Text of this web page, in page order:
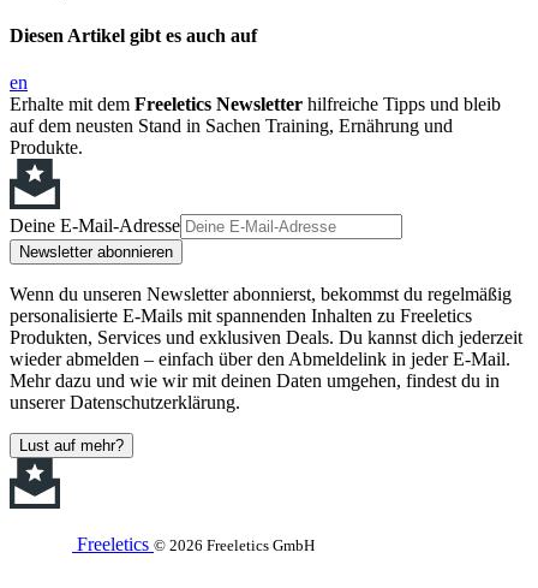
Diesen Artikel gibt es auch auf
en
Erhalte mit dem Freeletics Newsletter hilfreiche Tipps und bleib
auf dem neusten Stand in Sachen Training, Ernährung und
Produkte.
Deine E-Mail-Adresse
Newsletter abonnieren
Wenn du unseren Newsletter abonnierst, bekommst du regelmäßig
personalisierte E-Mails mit spannenden Inhalten zu Freeletics
Produkten, Services und exklusiven Deals. Du kannst dich jederzeit
wieder abmelden – einfach über den Abmeldelink in jeder E-Mail.
Mehr dazu und wie wir mit deinen Daten umgehen, findest du in
unserer Datenschutzerklärung.
Lust auf mehr?
Freeletics © 2026 Freeletics GmbH